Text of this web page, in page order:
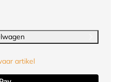
artikel